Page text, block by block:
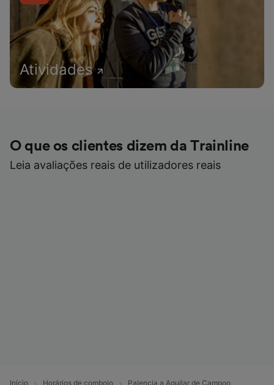
Atividades
O que os clientes dizem da Trainline
Leia avaliações reais de utilizadores reais
Início Horários de comboio Palencia a Aguilar de Campoo